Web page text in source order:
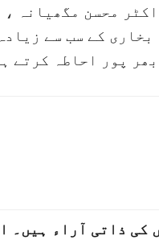
محسن مگھیانہ
بخاری کے سب سے
پور احاطہ کرتے
کی ذاتی آراء